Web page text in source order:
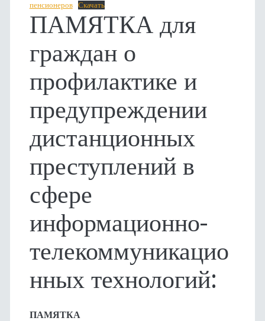
пенсионеров
Скачать
ПАМЯТКА для
граждан о
профилактике и
предупреждении
дистанционных
преступлений в
сфере
информационно-
телекоммуникацио
нных технологий:
ПАМЯТКА